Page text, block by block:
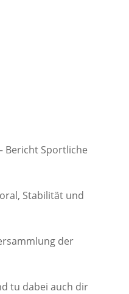
Bericht Sportliche
Stabilität und
der
tu dabei auch dir